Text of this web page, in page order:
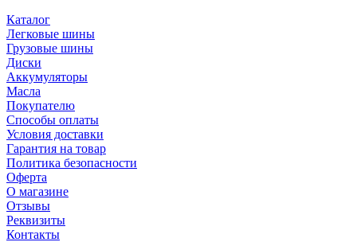
Каталог
Легковые шины
Грузовые шины
Диски
Аккумуляторы
Масла
Покупателю
Способы оплаты
Условия доставки
Гарантия на товар
Политика безопасности
Оферта
О магазине
Отзывы
Реквизиты
Контакты